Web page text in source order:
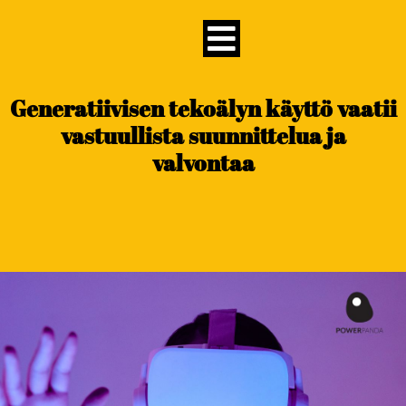
Generatiivisen tekoälyn käyttö vaatii
vastuullista suunnittelua ja
valvontaa